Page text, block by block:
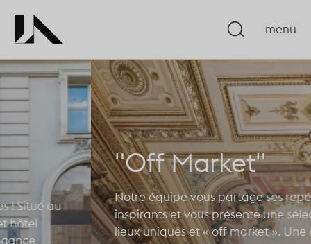
menu
"Off Market"
Notre équipe vous partage ses repérages
inspirants et vous présente une sélection de
lieux uniques et « off market ». Une démarche